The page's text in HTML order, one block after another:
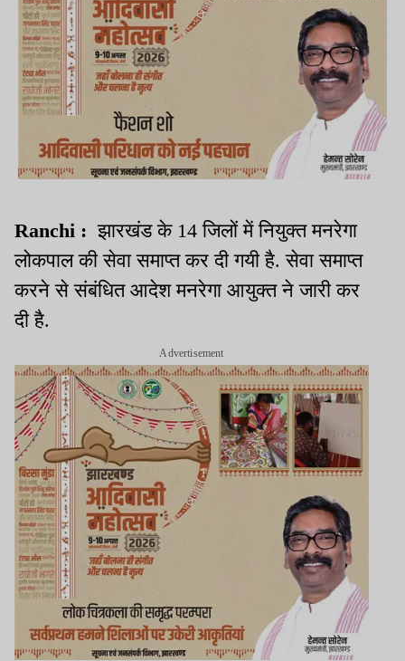
Ranchi : झारखंड के 14 जिलों में नियुक्त मनरेगा
लोकपाल की सेवा समाप्त कर दी गयी है. सेवा समाप्त
करने से संबंधित आदेश मनरेगा आयुक्त ने जारी कर
दी है.
Advertisement